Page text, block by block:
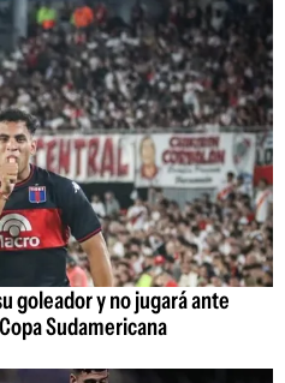
goleador y no jugará ante
Sudamericana